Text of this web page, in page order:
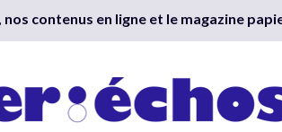
contenus en ligne et le magazine